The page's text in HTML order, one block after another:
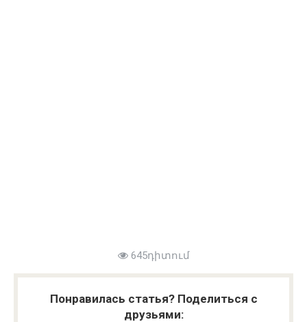
645դիտում
Понравилась статья? Поделиться с
друзьями: